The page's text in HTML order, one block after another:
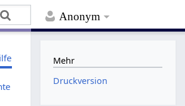
Anonym
Mehr
Druckversion